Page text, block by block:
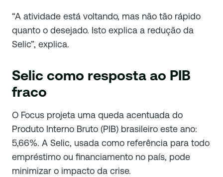
“A atividade está voltando, mas não tão rápido
quanto o desejado. Isto explica a redução da
Selic”, explica.
Selic como resposta ao PIB
fraco
O Focus projeta uma queda acentuada do
Produto Interno Bruto (PIB) brasileiro este ano:
5,66%. A Selic, usada como referência para todo
empréstimo ou financiamento no país, pode
minimizar o impacto da crise.